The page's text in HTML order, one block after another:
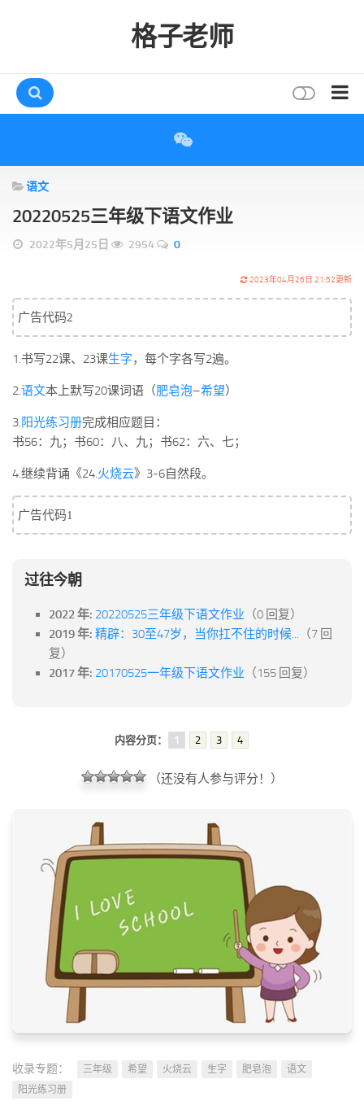
格子老师
互动
评论
打赏
读者
存档
标签
论坛
论坛搜索
关于
博客树
精品域名
语文
20220525三年级下语文作业
2022年5月25日 2954 0
2023年04月26日 21:52更新
广告代码2
1.书写22课、23课生字，每个字各写2遍。
2.语文本上默写20课词语（肥皂泡–希望）
3.阳光练习册完成相应题目：
书56：九；书60：八、九；书62：六、七；
4.继续背诵《24.火烧云》3-6自然段。
广告代码1
过往今朝
2022 年: 20220525三年级下语文作业 （0 回复）
2019 年: 精辟：30至47岁，当你扛不住的时候... （7 回
复）
2017 年: 20170525一年级下语文作业 （155 回复）
内容分页： 1 2 3 4
（还没有人参与评分！）
收录专题： 三年级 希望 火烧云 生字 肥皂泡
语文
阳光练习册